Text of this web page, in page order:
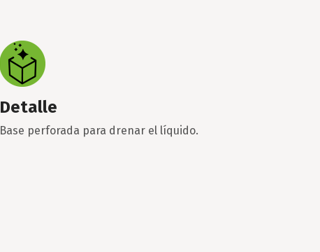
Detalle
Base perforada para drenar el líquido.